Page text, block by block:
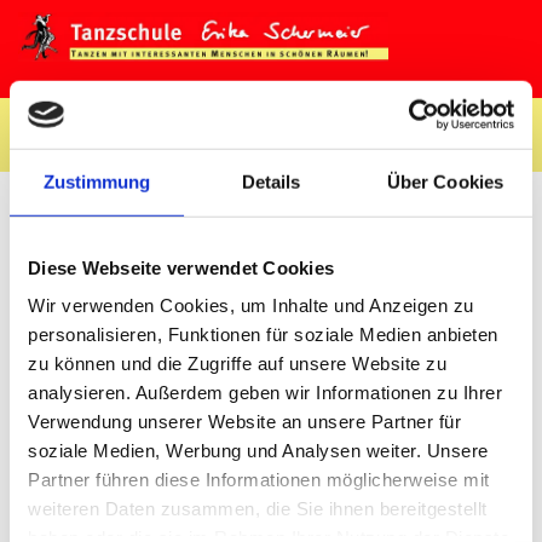
Zustimmung Details Über Cookies
Diese Webseite verwendet Cookies
Wir verwenden Cookies, um Inhalte und Anzeigen zu
personalisieren, Funktionen für soziale Medien anbieten
zu können und die Zugriffe auf unsere Website zu
analysieren. Außerdem geben wir Informationen zu Ihrer
Verwendung unserer Website an unsere Partner für
soziale Medien, Werbung und Analysen weiter. Unsere
Partner führen diese Informationen möglicherweise mit
weiteren Daten zusammen, die Sie ihnen bereitgestellt
Aktuelles
Freies Training
freitags 20:30 Uhr
Bitte erkundigt euch bei uns nach den Terminen.